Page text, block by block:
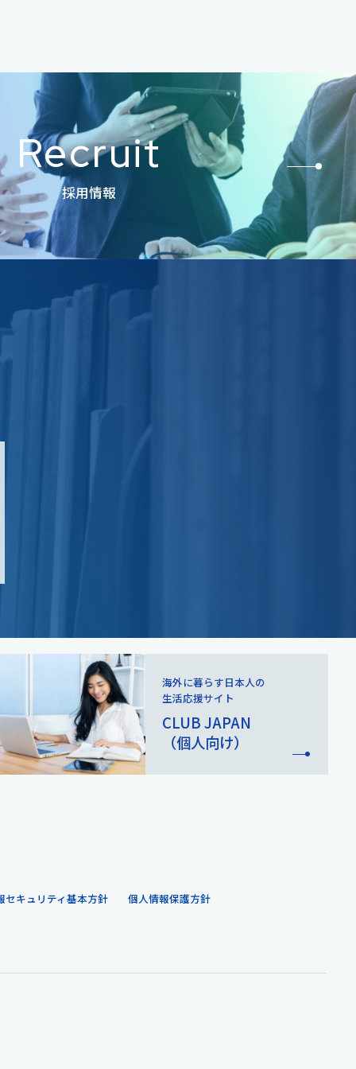
Recruit
採用情報
海外に暮らす日本人の
生活応援サイト
CLUB JAPAN
（個人向け）
セキュリティ基本方針 個人情報保護方針